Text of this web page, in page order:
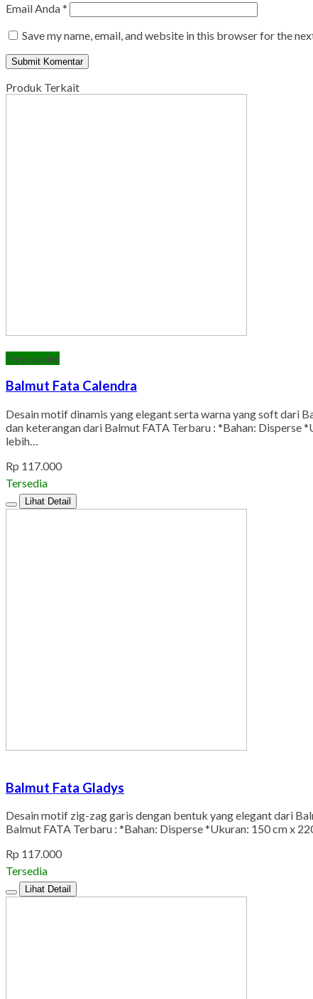
Email Anda*
Save my name, email, and website in this browser for the
Produk Terkait
Terpopuler
Balmut Fata Calendra
Desain motif dinamis yang elegant serta warna yang soft dari
dan keterangan dari Balmut FATA Terbaru : *Bahan:
lebih…
Rp 117.000
Tersedia
Lihat Detail
Balmut Fata Gladys
Desain motif zig-zag garis dengan bentuk yang elegant dari
Balmut FATA Terbaru : *Bahan: Disperse *Ukuran: 150 cm x
Rp 117.000
Tersedia
Lihat Detail